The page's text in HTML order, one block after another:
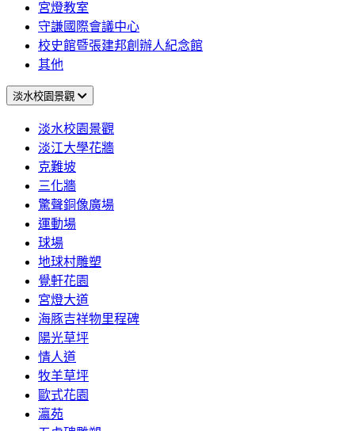
宮燈教室
守謙國際會議中心
校史館暨張建邦創辦人紀念館
其他
淡水校園景觀
淡水校園景觀
淡江大學花牆
克難坡
三化牆
驚聲銅像廣場
運動場
球場
地球村雕塑
覺軒花園
宮燈大道
海豚吉祥物里程碑
陽光草坪
情人道
牧羊草坪
歐式花園
瀛苑